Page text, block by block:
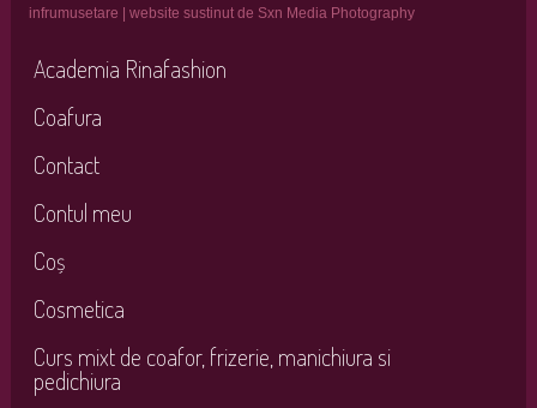
infrumusetare | website sustinut de Sxn Media Photography
Academia Rinafashion
Coafura
Contact
Contul meu
Coș
Cosmetica
Curs mixt de coafor, frizerie, manichiura si
pedichiura